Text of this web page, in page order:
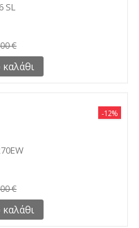
SL
€
-12%
€